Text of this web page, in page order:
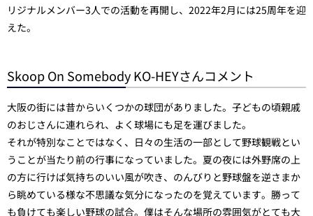
リジナルメンバー3人での活動を再開し、2022年2月には25周年を迎
えた。
Skoop On Somebody KO-HEYさんコメント
大阪の街には昔からいくつかの球団がありました。子どもの頃親戚
のおじさんに連れられ、よく球場にも足を運びました。
それが特別なことではなく、日々の生活の一部として野球観戦とい
うことが当たり前の行事になっていました。夏の夜には外野席の上
の方に行けば気持ちのいい風が吹き、のんびりと野球盤を逆さまか
ら眺めている様な不思議な気分になったのを覚えています。勝って
も負けても楽しい野球の試合。僕はそんな場所の雰囲気がとても大